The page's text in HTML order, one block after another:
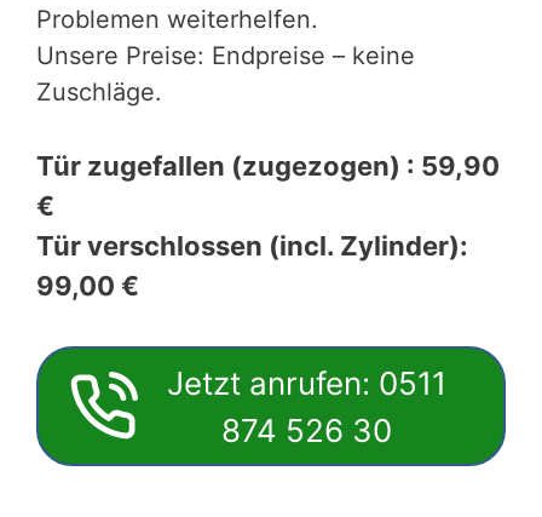
Problemen weiterhelfen.
Unsere Preise: Endpreise – keine
Zuschläge.
Tür zugefallen (zugezogen) : 59,90
€
Tür verschlossen (incl. Zylinder):
99,00 €
Jetzt anrufen: 0511
874 526 30